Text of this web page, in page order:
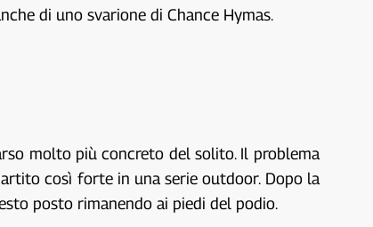
di uno svarione di Chance Hymas.
molto più concreto del solito. Il problema
così forte in una serie outdoor. Dopo la
posto rimanendo ai piedi del podio.